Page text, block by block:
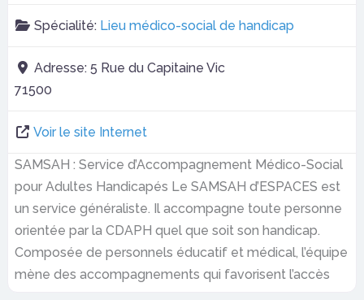
Spécialité: Lieu médico-social de handicap
Adresse: 5 Rue du Capitaine Vic
71500
Voir le site Internet
SAMSAH : Service d’Accompagnement Médico-Social
pour Adultes Handicapés Le SAMSAH d’ESPACES est
un service généraliste. Il accompagne toute personne
orientée par la CDAPH quel que soit son handicap.
Composée de personnels éducatif et médical, l’équipe
mène des accompagnements qui favorisent l’accès